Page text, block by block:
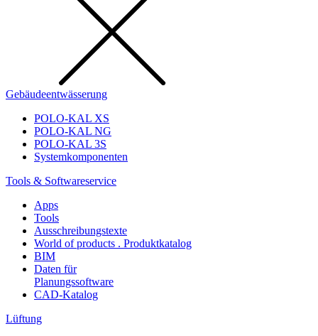
Gebäudeentwässerung
POLO-KAL XS
POLO-KAL NG
POLO-KAL 3S
Systemkomponenten
Tools & Softwareservice
Apps
Tools
Ausschreibungstexte
World of products . Produktkatalog
BIM
Daten für
Planungssoftware
CAD-Katalog
Lüftung